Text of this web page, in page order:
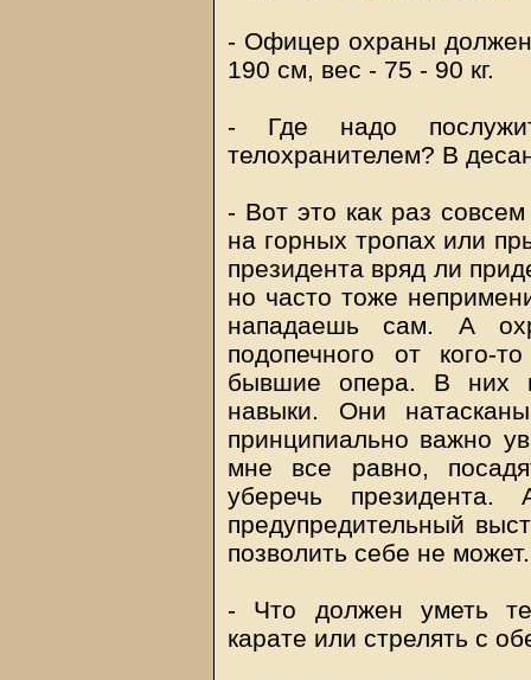
- Офицер охраны
190 см, вес - 75 - 90 кг.
- Где надо
телохранителем? В
- Вот это как раз
на горных тропах или
президента вряд ли
но часто тоже
нападаешь сам. А
подопечного от кого-
бывшие опера. В них
навыки. Они
принципиально важно
мне все равно,
уберечь президента.
предупредительный
позволить себе не может.
- Что должен уметь
карате или стрелять с